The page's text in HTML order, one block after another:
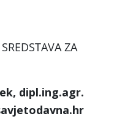
ZA
dipl.ing.agr.